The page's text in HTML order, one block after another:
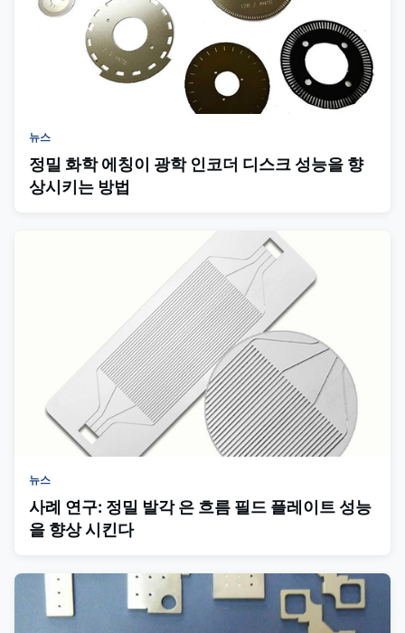
뉴스
정밀 화학 에칭이 광학 인코더 디스크 성능을 향
상시키는 방법
뉴스
사례 연구: 정밀 발각 은 흐름 필드 플레이트 성능
을 향상 시킨다